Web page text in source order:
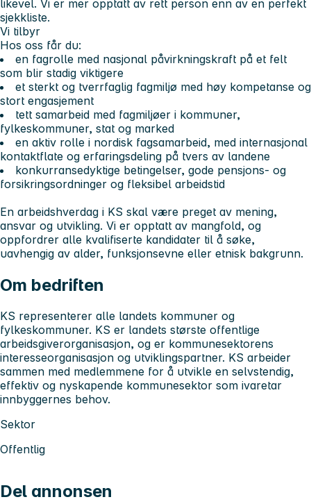
likevel. Vi er mer opptatt av rett person enn av en perfekt
sjekkliste.
Vi tilbyr
Hos oss får du:
en fagrolle med nasjonal påvirkningskraft på et felt
som blir stadig viktigere
et sterkt og tverrfaglig fagmiljø med høy kompetanse og
stort engasjement
tett samarbeid med fagmiljøer i kommuner,
fylkeskommuner, stat og marked
en aktiv rolle i nordisk fagsamarbeid, med internasjonal
kontaktflate og erfaringsdeling på tvers av landene
konkurransedyktige betingelser, gode pensjons- og
forsikringsordninger og fleksibel arbeidstid
En arbeidshverdag i KS skal være preget av mening,
ansvar og utvikling. Vi er opptatt av mangfold, og
oppfordrer alle kvalifiserte kandidater til å søke,
uavhengig av alder, funksjonsevne eller etnisk bakgrunn.
Om bedriften
KS representerer alle landets kommuner og
fylkeskommuner. KS er landets største offentlige
arbeidsgiverorganisasjon, og er kommunesektorens
interesseorganisasjon og utviklingspartner. KS arbeider
sammen med medlemmene for å utvikle en selvstendig,
effektiv og nyskapende kommunesektor som ivaretar
innbyggernes behov.
Sektor
Offentlig
Del annonsen